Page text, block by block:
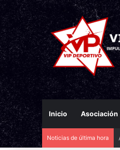
Inicio Asociación
Noticias de última hora